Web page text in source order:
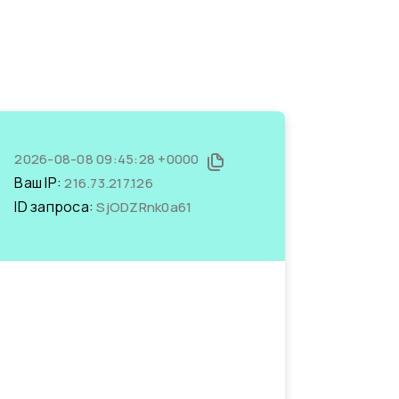
2026-08-08 09:45:28 +0000
Ваш IP:216.73.217.126
ID запроса:SjODZRnk0a61